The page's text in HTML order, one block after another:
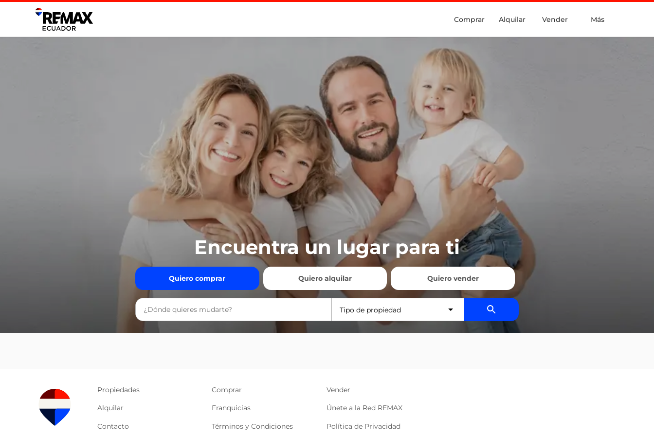
Comprar Alquilar Vender Más
Encuentra un lugar para ti
Quiero comprar Quiero alquilar Quiero vender
Tipo de propiedad
Propiedades Comprar Vender
Alquilar Franquicias Únete a la Red REMAX
Contacto Términos y Condiciones Política de Privacidad